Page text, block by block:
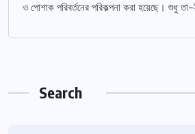
ও পোশাক পরিবর্তনের পরিকল্পনা করা হয়েছে। শুধু
Search